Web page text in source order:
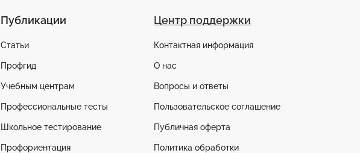
Публикации
Статьи
Профгид
Учебным центрам
Профессиональные тесты
Школьное тестирование
Профориентация
Центр поддержки
Контактная информация
О нас
Вопросы и ответы
Пользовательское соглашение
Публичная оферта
Политика обработки